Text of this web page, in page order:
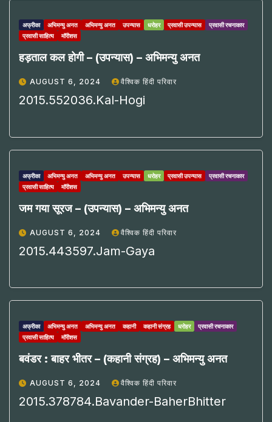
अफ्रीका अभिमन्यु अनत अभिमन्यु अनत उपन्यास धरोहर प्रवासी उपन्यास
प्रवासी रचनाकार
प्रवासी साहित्य
मॉरीशस
हड़ताल कल होगी – (उपन्यास) – अभिमन्यु अनत
AUGUST 6, 2024 वैश्विक हिंदी परिवार
2015.552036.Kal-Hogi
अफ्रीका अभिमन्यु अनत अभिमन्यु अनत उपन्यास धरोहर प्रवासी उपन्यास
प्रवासी रचनाकार
प्रवासी साहित्य
मॉरीशस
जम गया सूरज – (उपन्यास) – अभिमन्यु अनत
AUGUST 6, 2024 वैश्विक हिंदी परिवार
2015.443597.Jam-Gaya
अफ्रीका अभिमन्यु अनत अभिमन्यु अनत कहानी कहानी संग्रह धरोहर
प्रवासी रचनाकार
प्रवासी साहित्य
मॉरीशस
बवंडर : बाहर भीतर – (कहानी संग्रह) – अभिमन्यु अनत
AUGUST 6, 2024 वैश्विक हिंदी परिवार
2015.378784.Bavander-BaherBhitter